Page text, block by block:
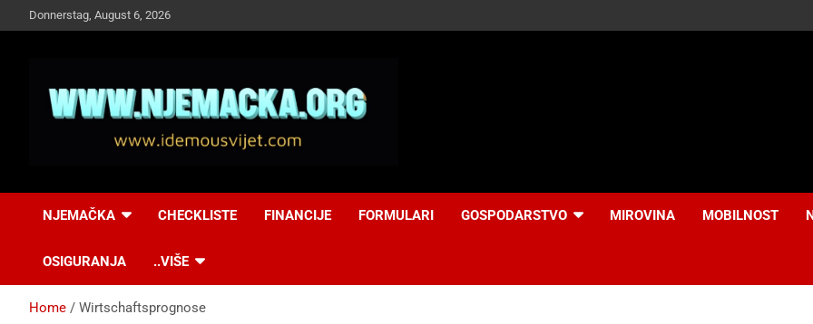
to
Donnerstag, August 6, 2026
Idemo u Svijet-
NJEMAČKA CHECKLISTE FINANCIJE FORMULARI GOSPODARSTVO MIROVINA MOBILNOST
OSIGURANJA ..VIŠE
Home Wirtschaftsprognose